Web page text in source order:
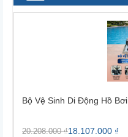
Bộ Vệ Sinh Di Động Hồ Bơi
20.208.000 ₫18.107.000 ₫